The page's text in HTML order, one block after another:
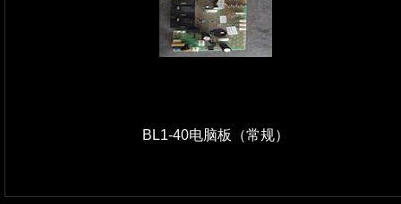
BL1-40电脑板（常规）